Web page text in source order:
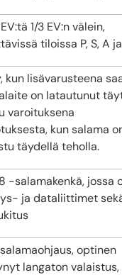
1/3 EV:n välein,
tiloissa P, S, A
kun lisävarusteena
on latautunut
varoituksena
kun salama
täydellä teholla.
-salamakenkä, jossa
ja dataliittimet
optinen
langaton valaistus,